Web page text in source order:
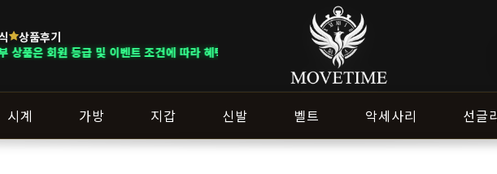
상품후기
라 혜택이 다르게 적용됩니다. ｜ DELIVERY NOTICE · 지역에 따라 배송 일정이 달라질 수 있
시계 가방 지갑 신발 벨트 악세사리 선글